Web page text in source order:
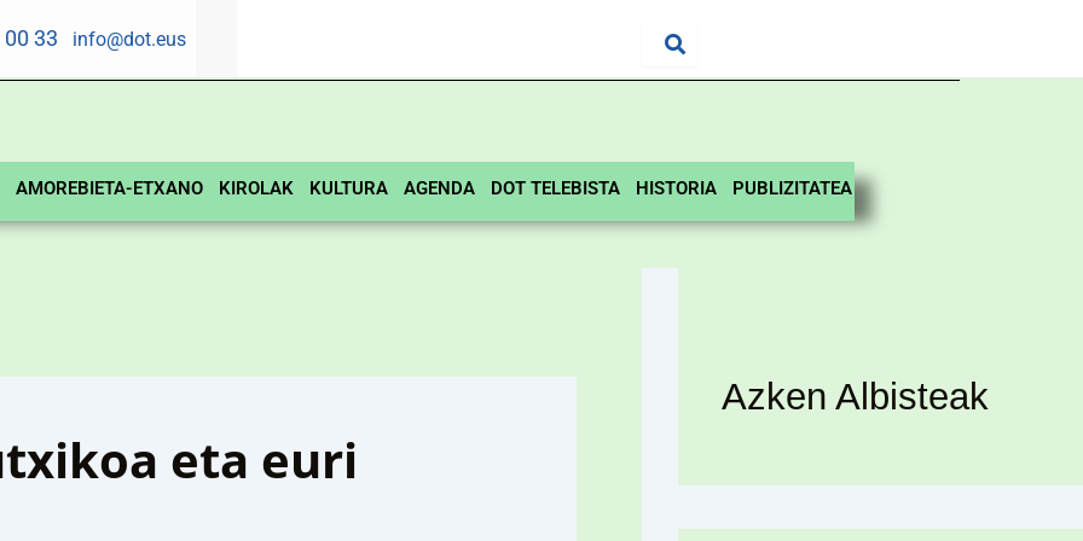
00 33 info@dot.eus
AMOREBIETA-ETXANO KIROLAK KULTURA AGENDA DOT TELEBISTA HISTORIA PUBLIZITATEA
eta euri
Azken Albisteak